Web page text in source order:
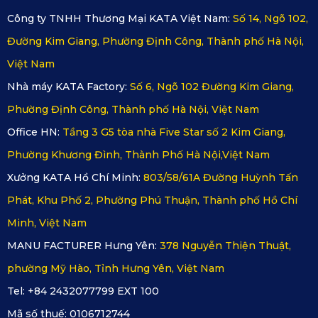
đến
2.4. Bền đẹp theo năm tháng
Công ty TNHH Thương Mại KATA Việt Nam: Số 14, Ngõ 102,
Đường Kim Giang, Phường Định Công, Thành phố Hà Nội,
Việt Nam
Nhà máy KATA Factory: Số 6, Ngõ 102 Đường Kim Giang,
Phường Định Công, Thành phố Hà Nội, Việt Nam
Office HN: Tầng 3 G5 tòa nhà Five Star số 2 Kim Giang,
Phường Khương Đình, Thành Phố Hà Nội,Việt Nam
Xưởng KATA Hồ Chí Minh: 803/58/61A Đường Huỳnh Tấn
Phát, Khu Phố 2, Phường Phú Thuận, Thành phố Hồ Chí
Minh, Việt Nam
MANU FACTURER Hưng Yên: 378 Nguyễn Thiện Thuật,
phường Mỹ Hào, Tỉnh Hưng Yên, Việt Nam
Tel: +84 2432077799 EXT 100
Mã số thuế: 0106712744